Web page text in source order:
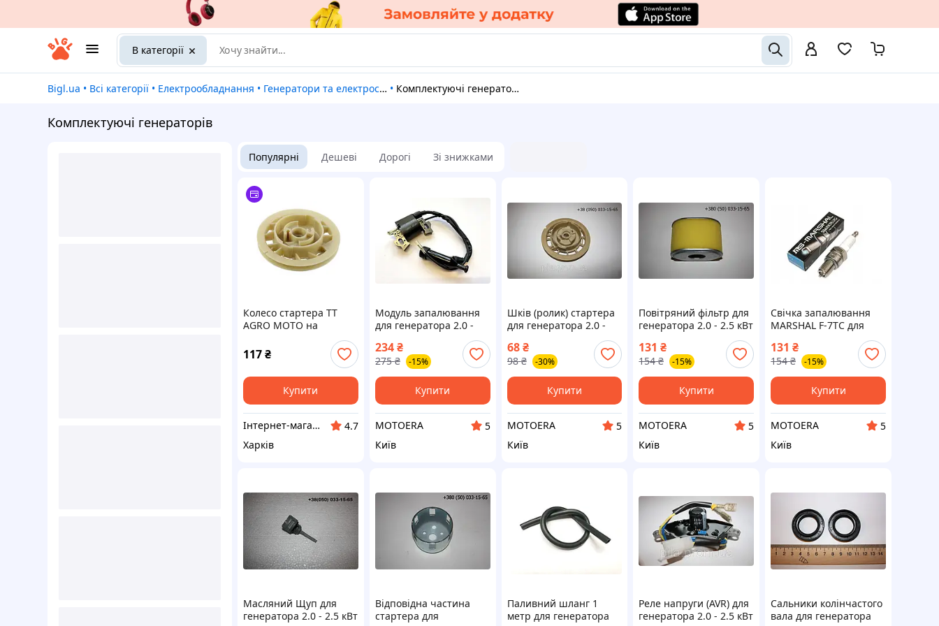
В категорії
Bigl.ua • Всі категорії • Електрообладнання • Генератори та електростанції • Комплектуючі генераторів
Комплектуючі генераторів
Популярні Дешеві Дорогі Зі знижками
Колесо стартера TT
AGRO MOTO на
168F генератора GN 2-
3,5 KW
117₴
Купити
Інтернет-магазин TT AGRO MOTO
4.7
Харків
Модуль запалювання
для генератора 2.0 -
234₴
275 ₴ -15%
Купити
MOTOERA
5
Київ
Шків (ролик) стартера
для генератора 2.0 -
68 ₴
98 ₴ -30%
Купити
MOTOERA
5
Київ
Повітряний фільтр для
генератора 2.0 - 2.5 кВт
131 ₴
154 ₴ -15%
Купити
MOTOERA
5
Київ
Свічка запалювання
MARSHAL F-7TC для
генератора 2.0 - 2.5 кВт
131 ₴
154 ₴ -15%
Купити
MOTOERA
5
Київ
Масляний Щуп для
генератора 2.0 - 2.5 кВт
Відповідна частина
стартера для
Паливний шланг 1
метр для генератора
Реле напруги (AVR) для
генератора 2.0 - 2.5 кВт
Сальники колінчастого
вала для генератора